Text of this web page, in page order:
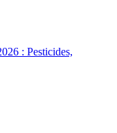
: Pesticides,